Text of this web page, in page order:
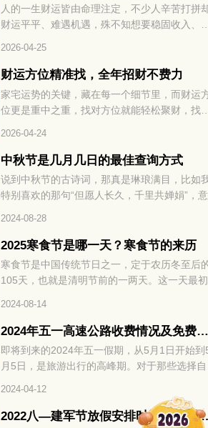
人的一生财运皆由命理注定，不少人辛苦打拼
财运平平、难遇机遇，殊不知想要稳固收入、
的命理奥秘。
2026-04-25
财运方位精准找，全年招财不费力
家宅运势的关键，藏在每一个细节里，而财运
位更是重中之重，找对方位就能轻松聚财，找
心关键，财运方位。掌握对的方法，不用刻意
力，就能让财富主动靠近，财运方位精准找，
年招财不费力，接下来就为大家详细拆解如何
速找准财运方位，解锁全年招财密码。
2026-04-24
中秋节是几月几日的最佳查询方式
说到中秋节的古诗词，那真是琳琅满目，比如
特别喜欢的那句“但愿人长久，千里共婵娟”，
八月十五。那你知道阳历中2024年中秋节是几
几日吗？
2024-08-28
2025寒食节是哪一天？寒食节的来历
寒食节是中国传统节日之一，定于农历冬至后
105天，也就是清明节前的一两天。这一天最
承了两千多年，曾被誉为中国民间最大的祭日
那么，2025寒食节是哪一天呢？让我们一起来
看吧。
2024-08-14
2024年五一高速公路收费情况及免费时间
即将到来的2024年五一假期，从5月1日开始到
月5日，是旅游出行的高峰期。对于那些选择
够免通行费。通常情况下，五一高速公路会有
费时间段，但每年的具体时间都不尽相同。所
2024-04-12
2022八—建军节放假安排